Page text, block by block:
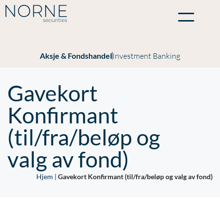
Aksje & FondshandelInvestment Banking
Gavekort
Konfirmant
(til/fra/beløp og
valg av fond)
Hjem | Gavekort Konfirmant (til/fra/beløp og valg av fond)